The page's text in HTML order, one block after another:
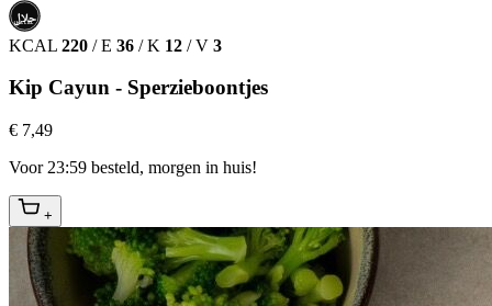
حلال
HALAL
KCAL 220 / E 36 / K 12 / V 3
Kip Cayun - Sperzieboontjes
€ 7,49
Voor 23:59 besteld, morgen in huis!
+